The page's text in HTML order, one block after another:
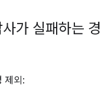
가 실패하는 경
제외: